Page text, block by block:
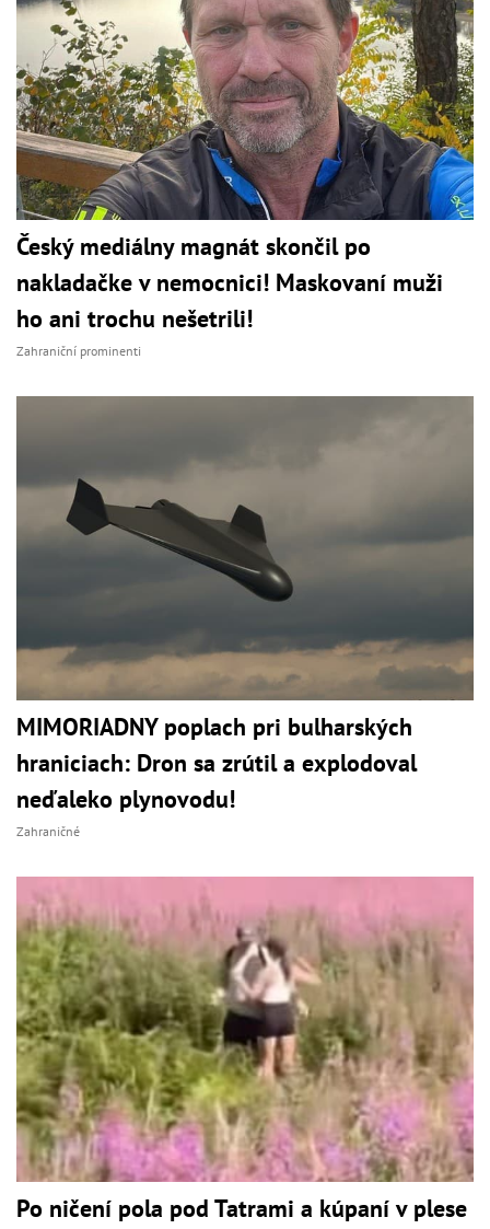
Český mediálny magnát skončil po
nakladačke v nemocnici! Maskovaní muži
ho ani trochu nešetrili!
Zahraniční prominenti
MIMORIADNY poplach pri bulharských
hraniciach: Dron sa zrútil a explodoval
neďaleko plynovodu!
Zahraničné
Po ničení pola pod Tatrami a kúpaní v plese